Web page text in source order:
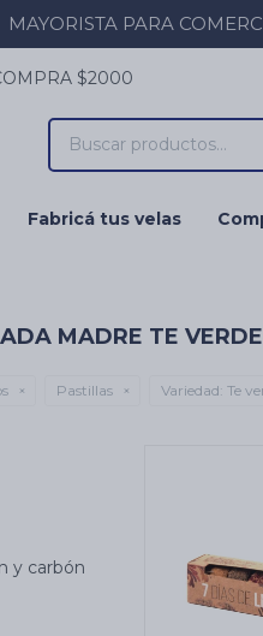
MAYORISTA PARA
Fabricá tus velas
$2000
MADRE TE VERDE
Pastillas Variedad: Te
y carbón